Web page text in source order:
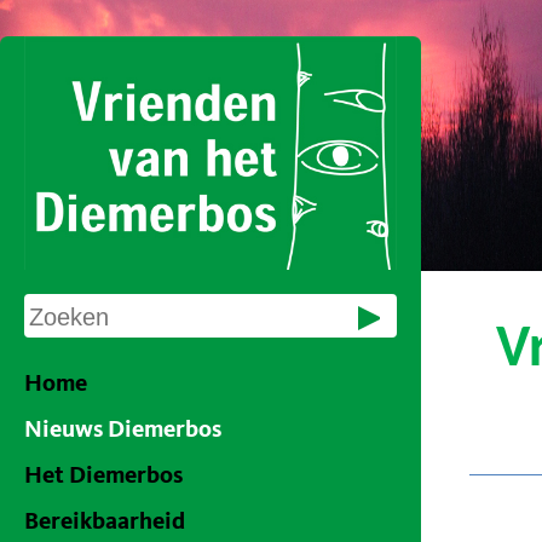
Home
Nieuws Diemerbos
Het Diemerbos
Bereikbaarheid